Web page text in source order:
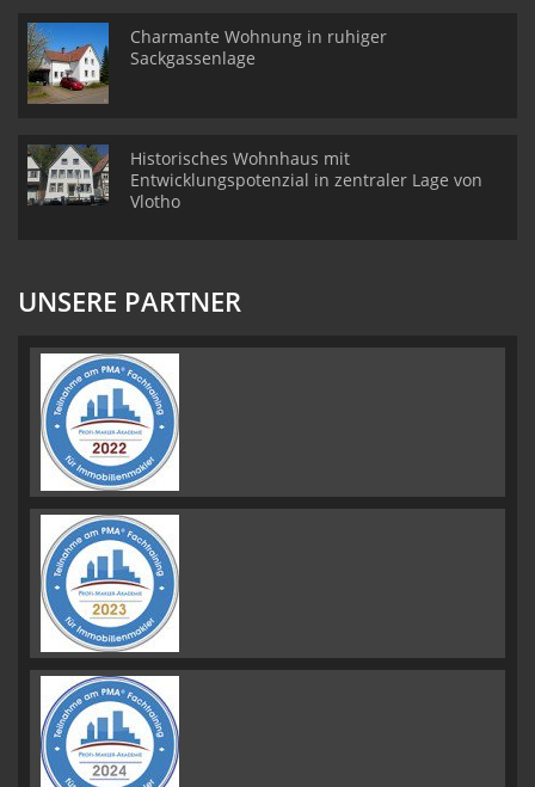
Charmante Wohnung in ruhiger
Sackgassenlage
Historisches Wohnhaus mit
Entwicklungspotenzial in zentraler Lage von
Vlotho
UNSERE PARTNER